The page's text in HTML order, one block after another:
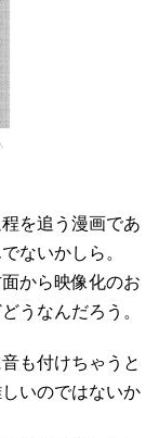
を追う漫画であ
ないかしら。
から映像化のお
うなんだろう。
も付けちゃうと
いのではないか